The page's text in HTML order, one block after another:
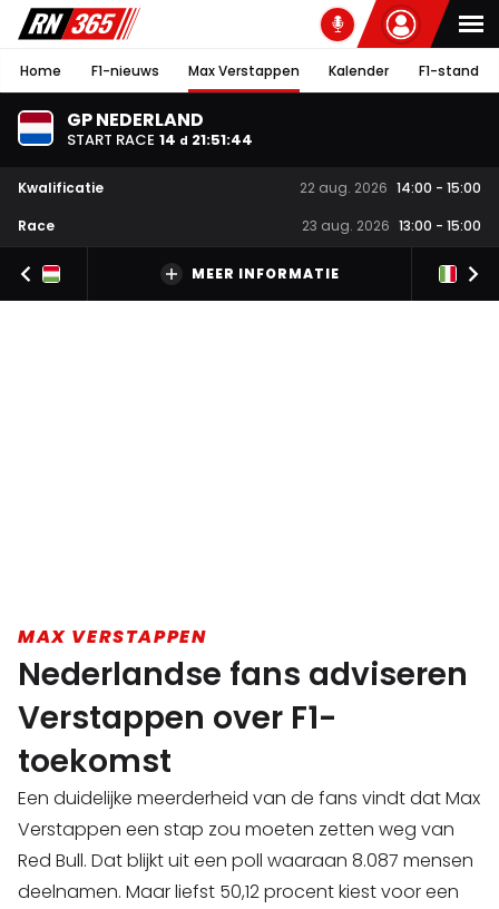
Home F1-nieuws Max Verstappen Kalender F1-stand
GP NEDERLAND
START RACE 14 d 21:51:43
Kwalificatie 22 aug. 2026 14:00 - 15:00
Race
23 aug. 2026 13:00 - 15:00
MEER INFORMATIE
MAX VERSTAPPEN
Nederlandse fans adviseren
Verstappen over F1-
toekomst
Een duidelijke meerderheid van de fans vindt dat Max
Verstappen een stap zou moeten zetten weg van
Red Bull. Dat blijkt uit een poll waaraan 8.087 mensen
deelnamen. Maar liefst 50,12 procent kiest voor een